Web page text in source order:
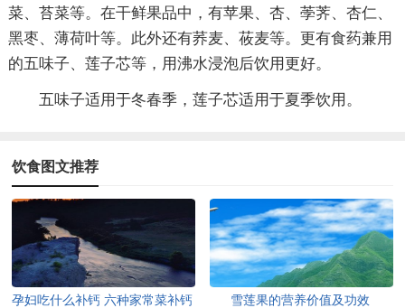
菜、苔菜等。在干鲜果品中，有苹果、杏、荸荠、杏仁、
黑枣、薄荷叶等。此外还有荞麦、莜麦等。更有食药兼用
的五味子、莲子芯等，用沸水浸泡后饮用更好。
五味子适用于冬春季，莲子芯适用于夏季饮用。
饮食图文推荐
孕妇吃什么补钙 六种家常菜补钙
雪莲果的营养价值及功效